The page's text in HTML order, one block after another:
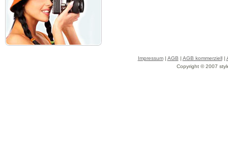
Impressum| AGB | AGB kommerziell|
Copyright © 2007